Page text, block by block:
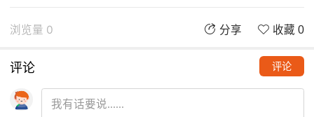
浏览量 0 分享 收藏 0
评论 评论